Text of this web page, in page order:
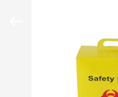
PRODUTOS